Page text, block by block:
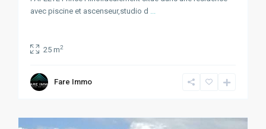
avec piscine et ascenseur,studio d ...
25 m2
Fare Immo